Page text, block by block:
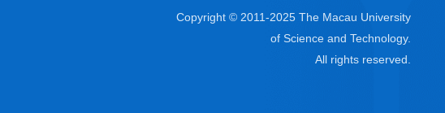
Copyright © 2011-2025 The Macau University
of Science and Technology.
All rights reserved.